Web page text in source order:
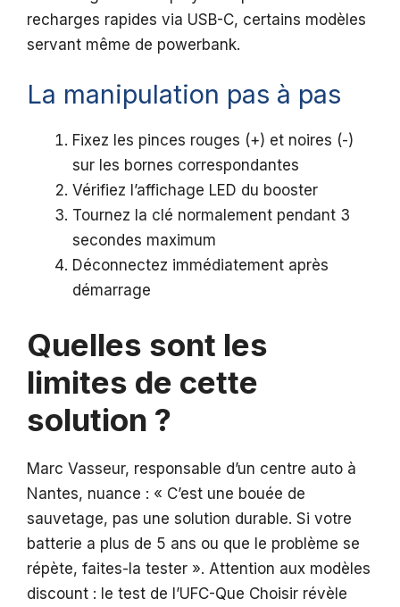
recharges rapides via USB-C, certains modèles
servant même de powerbank.
La manipulation pas à pas
Fixez les pinces rouges (+) et noires (-)
sur les bornes correspondantes
Vérifiez l’affichage LED du booster
Tournez la clé normalement pendant 3
secondes maximum
Déconnectez immédiatement après
démarrage
Quelles sont les
limites de cette
solution ?
Marc Vasseur, responsable d’un centre auto à
Nantes, nuance : « C’est une bouée de
sauvetage, pas une solution durable. Si votre
batterie a plus de 5 ans ou que le problème se
répète, faites-la tester ». Attention aux modèles
discount : le test de l’UFC-Que Choisir révèle